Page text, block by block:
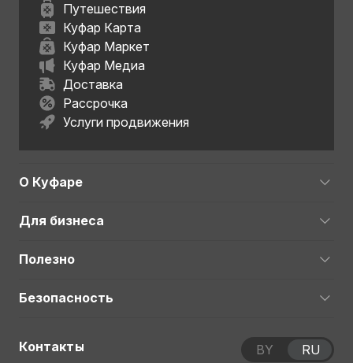
Путешествия
Куфар Карта
Куфар Маркет
Куфар Медиа
Доставка
Рассрочка
Услуги продвижения
О Куфаре
Для бизнеса
Полезно
Безопасность
Контакты BY RU